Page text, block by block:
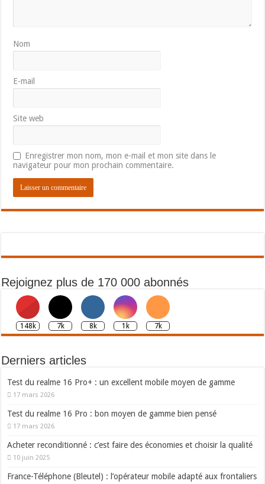
Nom
E-mail
Site web
Enregistrer mon nom, mon e-mail et mon site dans le
navigateur pour mon prochain commentaire.
Rejoignez plus de 170 000 abonnés
148k 7k 8k 1k 7k
Derniers articles
Test du realme 16 Pro+ : un excellent mobile moyen de gamme
17 mars 2026
Test du realme 16 Pro : bon moyen de gamme bien pensé
17 mars 2026
Acheter reconditionné : c’est faire des économies et choisir la qualité
10 juin 2025
France-Téléphone (Bleutel) : l’opérateur mobile adapté aux frontaliers